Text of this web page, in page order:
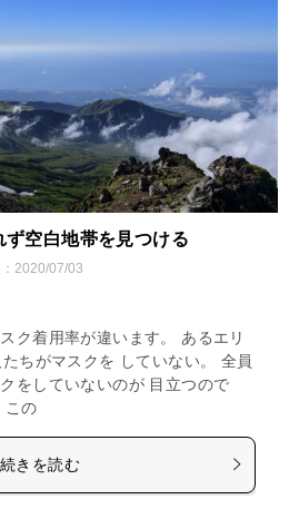
空白地帯を見つける
2020/07/03
ク着用率が違います。 あるエリ
ちがマスクを していない。 全員
をしていないのが 目立つので
この
続きを読む